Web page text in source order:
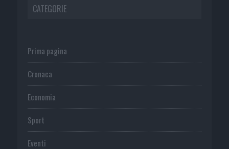
CATEGORIE
Prima pagina
Cronaca
Economia
Sport
Eventi